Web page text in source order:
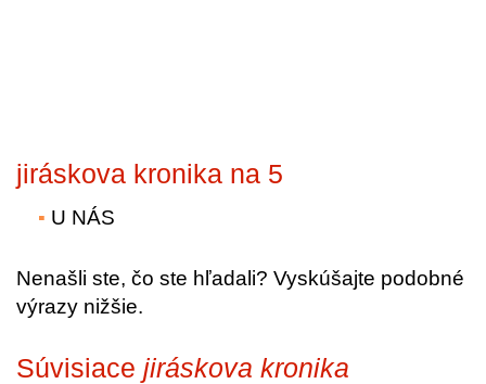
jiráskova kronika na 5
U NÁS
Nenašli ste, čo ste hľadali? Vyskúšajte podobné
výrazy nižšie.
Súvisiace jiráskova kronika